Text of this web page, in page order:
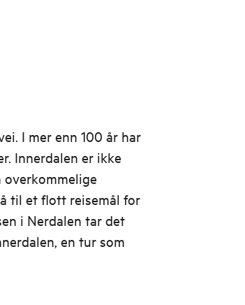
I mer enn 100 år har
Innerdalen er ikke
overkommelige
til et flott reisemål for
i Nerdalen tar det
en tur som